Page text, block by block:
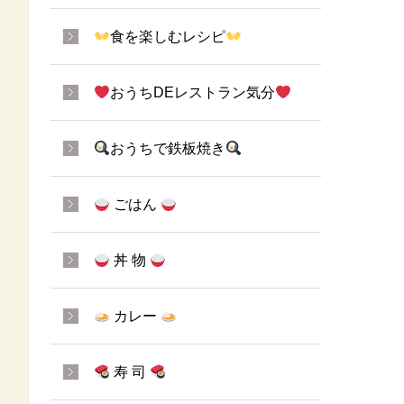
食を楽しむレシピ
おうちDEレストラン気分
おうちで鉄板焼き
ごはん
丼 物
カレー
寿 司